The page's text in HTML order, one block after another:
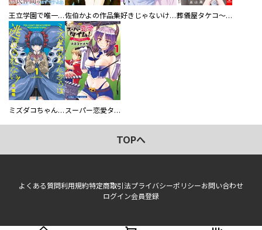
王立学園で唯一魔法が使えない庶民仲間のはずですよね～実は王子様で私を溺愛しているなんて告白はやめてください～佐伯かよの作品集 好きじゃないけど、抱いてください【電子単行本版／特典おまけ付き】 葬儀屋タケコ～あなたの最期、叶えます【電子単行本版】
ミズダコちゃんからは逃げられない！ スーパー恋愛タイム！～現場でドＳな彼女は自宅でデレる～
TOPへ
よくある質問利用規約特定商取引法プライバシーポリシーお問い合わせ
ログイン会員登録